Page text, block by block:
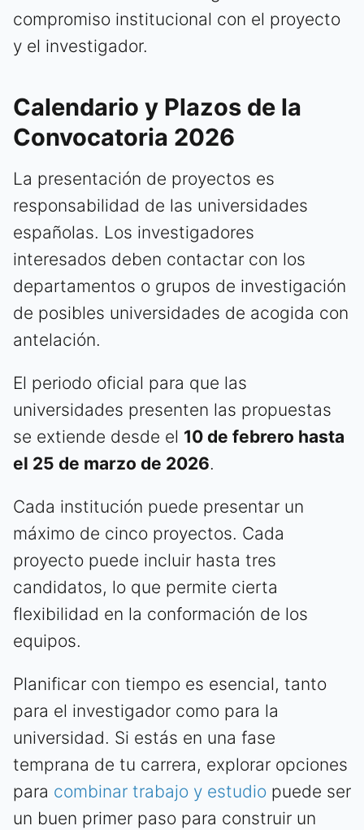
compromiso institucional con el proyecto
y el investigador.
Calendario y Plazos de la
Convocatoria 2026
La presentación de proyectos es
responsabilidad de las universidades
españolas. Los investigadores
interesados deben contactar con los
departamentos o grupos de investigación
de posibles universidades de acogida con
antelación.
El periodo oficial para que las
universidades presenten las propuestas
se extiende desde el 10 de febrero hasta
el 25 de marzo de 2026.
Cada institución puede presentar un
máximo de cinco proyectos. Cada
proyecto puede incluir hasta tres
candidatos, lo que permite cierta
flexibilidad en la conformación de los
equipos.
Planificar con tiempo es esencial, tanto
para el investigador como para la
universidad. Si estás en una fase
temprana de tu carrera, explorar opciones
para combinar trabajo y estudio puede ser
un buen primer paso para construir un